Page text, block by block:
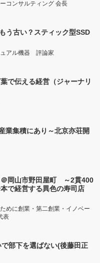
コンサルティング 会長
古い？スティック型SSD
ュアル機器 評論家
で伝える経営（ジャーナリ
集積にあり～北京亦荘開
岡山市野田屋町 ～2貫400
で経営する異色の寿司店
めに創業・第二創業・イノベー
表
部下を選ばない(後藤田正